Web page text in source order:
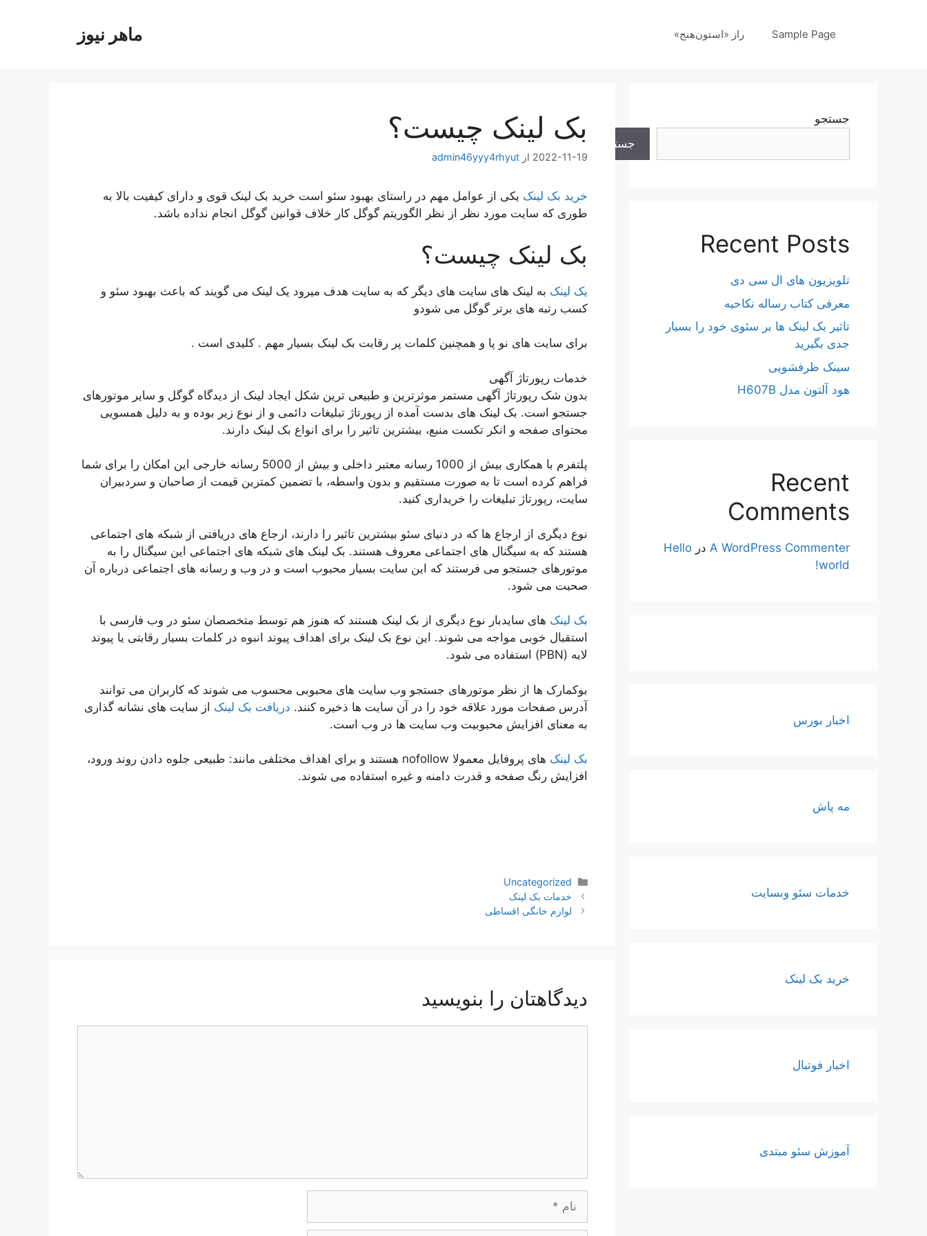
ماهر نیوز Sample Page راز «استون‌هنج»
بک لینک چیست؟
2022-11-19 از admin46yyy4rhyut
خرید بک لینک یکی از عوامل مهم در راستای بهبود سئو است خرید بک لینک قوی و دارای کیفیت بالا به
طوری که سایت مورد نظر از نظر الگوریتم گوگل کار خلاف قوانین گوگل انجام نداده باشد.
بک لینک چیست؟
یک لینک به لینک های سایت های دیگر که به سایت هدف میرود یک لینک می گویند که باعث بهبود سئو و
کسب رتبه های برتر گوگل می شودو
برای سایت های نو پا و همچنین کلمات پر رقابت بک لینک بسیار مهم . کلیدی است .
خدمات رپورتاژ آگهی
بدون شک رپورتاژ آگهی مستمر موثرترین و طبیعی ترین شکل ایجاد لینک از دیدگاه گوگل و سایر موتورهای
جستجو است. بک لینک های بدست آمده از رپورتاژ تبلیغات دائمی و از نوع زیر بوده و به دلیل همسویی
محتوای صفحه و انکر تکست منبع، بیشترین تاثیر را برای انواع بک لینک دارند.
پلتفرم با همکاری بیش از 1000 رسانه معتبر داخلی و بیش از 5000 رسانه خارجی این امکان را برای شما
فراهم کرده است تا به صورت مستقیم و بدون واسطه، با تضمین کمترین قیمت از صاحبان و سردبیران
سایت، رپورتاژ تبلیغات را خریداری کنید.
نوع دیگری از ارجاع ها که در دنیای سئو بیشترین تاثیر را دارند، ارجاع های دریافتی از شبکه های اجتماعی
هستند که به سیگنال های اجتماعی معروف هستند. بک لینک های شبکه های اجتماعی این سیگنال را به
موتورهای جستجو می فرستند که این سایت بسیار محبوب است و در وب و رسانه های اجتماعی درباره آن
صحبت می شود.
بک لینک های سایدبار نوع دیگری از بک لینک هستند که هنوز هم توسط متخصصان سئو در وب فارسی با
استقبال خوبی مواجه می شوند. این نوع بک لینک برای اهداف پیوند انبوه در کلمات بسیار رقابتی یا پیوند
لایه (PBN) استفاده می شود.
بوکمارک ها از نظر موتورهای جستجو وب سایت های محبوبی محسوب می شوند که کاربران می توانند
آدرس صفحات مورد علاقه خود را در آن سایت ها ذخیره کنند. دریافت بک لینک از سایت های نشانه گذاری
به معنای افزایش محبوبیت وب سایت ها در وب است.
بک لینک
های پروفایل معمولا nofollow هستند و برای اهداف مختلفی مانند: طبیعی جلوه دادن روند ورود،
افزایش رنگ صفحه و قدرت دامنه و غیره استفاده می شوند.
دسته‌ها
Uncategorized
ناوبری
نوشته‌ها
خدمات بک لینک
لوازم خانگی اقساطی
دیدگاهتان را بنویسید
جستجو
جستجو
Recent Posts
تلویزیون های ال سی دی
معرفی کتاب رساله نکاحیه
تاثیر بک لینک ها بر سئوی خود را بسیار
جدی بگیرید
سینک ظرفشویی
هود آلتون مدل H607B
Recent
Comments
A WordPress Commenter در Hello
world!
اخبار بورس
مه پاش
خدمات سئو وبسایت
خرید بک لینک
اخبار فوتبال
آموزش سئو مبتدی